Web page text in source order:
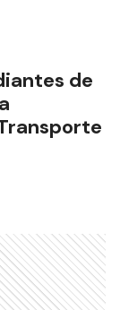
de